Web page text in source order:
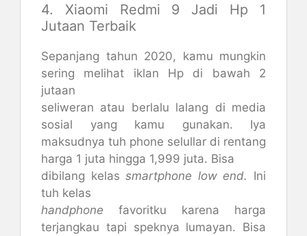
4. Xiaomi Redmi 9 Jadi Hp 1
Jutaan Terbaik
Sepanjang tahun 2020, kamu mungkin
sering melihat iklan Hp di bawah 2
jutaan
seliweran atau berlalu lalang di media
sosial yang kamu gunakan. Iya
maksudnya tuh phone selullar di rentang
harga 1 juta hingga 1,999 juta. Bisa
dibilang kelassmartphone low end. Ini
tuh kelas
handphone favoritku karena harga
terjangkau tapi speknya lumayan. Bisa